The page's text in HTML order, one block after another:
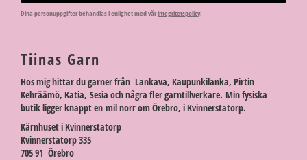
Dina personuppgifter behandlas i enlighet med vårintegritetspolicy.
Tiinas Garn
Hos mig hittar du garner från Lankava, Kaupunkilanka, Pirtin
Kehräämö, Katia, Sesia och några fler garntillverkare. Min fysiska
butik ligger knappt en mil norr om Örebro, i Kvinnerstatorp.
Kärnhuset i Kvinnerstatorp
Kvinnerstatorp 335
705 91 Örebro